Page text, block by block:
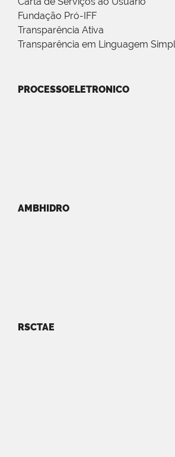
Fundação Pró-IFF
Transparência Ativa
Transparência em Linguagem
PROCESSOELETRONICO
AMBHIDRO
RSCTAE